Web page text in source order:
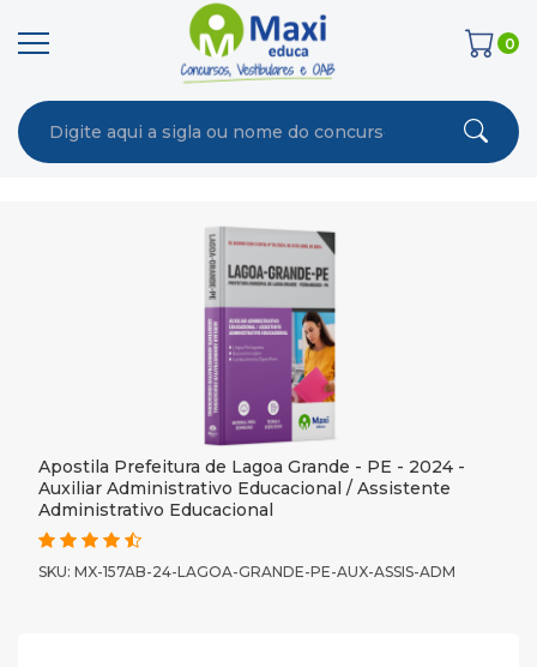
0
Apostila Prefeitura de Lagoa Grande - PE - 2024 -
Auxiliar Administrativo Educacional / Assistente
Administrativo Educacional
SKU: MX-157AB-24-LAGOA-GRANDE-PE-AUX-ASSIS-ADM